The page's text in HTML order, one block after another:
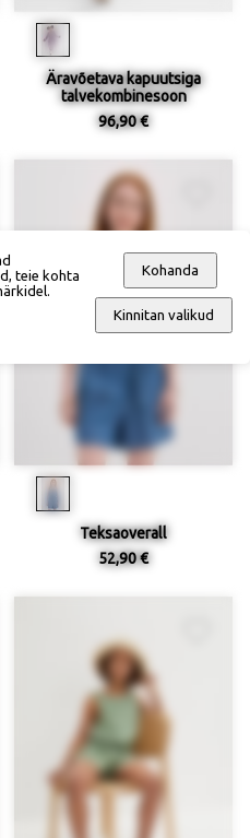
Äravõetava kapuutsiga
talvekombinesoon
96,90 €
Teksaoverall
52,90 €
teie kohta
Kohanda
Kinnitan valikud